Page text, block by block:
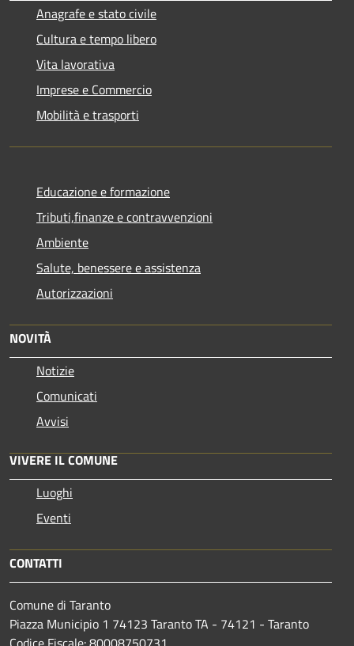
Anagrafe e stato civile
Cultura e tempo libero
Vita lavorativa
Imprese e Commercio
Mobilità e trasporti
Educazione e formazione
Tributi,finanze e contravvenzioni
Ambiente
Salute, benessere e assistenza
Autorizzazioni
NOVITÀ
Notizie
Comunicati
Avvisi
VIVERE IL COMUNE
Luoghi
Eventi
CONTATTI
Comune di Taranto
Piazza Municipio 1 74123 Taranto TA - 74121 - Taranto